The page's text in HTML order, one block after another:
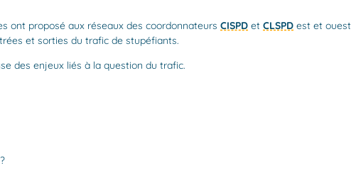
ont proposé aux réseaux des coordonnateurs CISPD et CLSPD est et ouest
et sorties du trafic de stupéfiants.
des enjeux liés à la question du trafic.